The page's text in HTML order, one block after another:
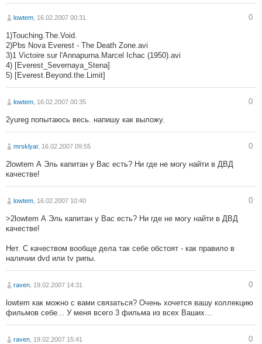
lowtem , 16.02.2007 00:31 0
1)Touching.The.Void.
2)Pbs Nova Everest - The Death Zone.avi
3)1 Victoire sur l'Annapurna.Marcel Ichac (1950).avi
4) [Everest_Severnaya_Stena]
5) [Everest.Beyond.the.Limit]
lowtem , 16.02.2007 00:35 0
2yureg попытаюсь весь. напишу как выложу.
mrsklyar, 16.02.2007 09:55 0
2lowtem А Эль капитан у Вас есть? Ни где не могу найти в ДВД
качестве!
lowtem , 16.02.2007 10:40 0
>2lowtem А Эль капитан у Вас есть? Ни где не могу найти в ДВД
качестве!
Нет. С качеством вообще дела так себе обстоят - как правило в
наличии dvd или tv рипы.
raven , 19.02.2007 14:31 0
lowtem как можно с вами связаться? Очень хочется вашу коллекцию
фильмов себе... У меня всего 3 фильма из всех Ваших...
raven , 19.02.2007 15:41 0